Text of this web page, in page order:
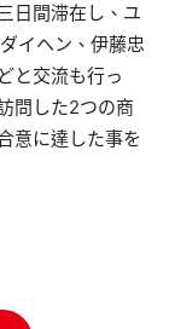
日間滞在し、ユ
イヘン、伊藤忠
と交流も行っ
問した2つの商
意に達した事を